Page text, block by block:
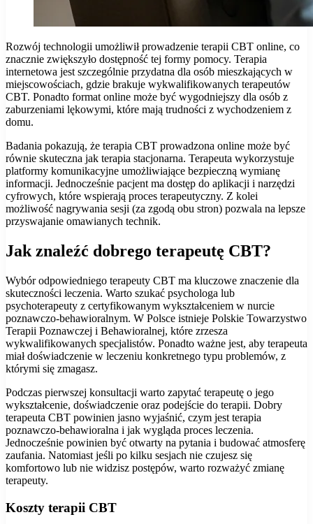
Rozwój technologii umożliwił prowadzenie terapii CBT online, co
znacznie zwiększyło dostępność tej formy pomocy. Terapia
internetowa jest szczególnie przydatna dla osób mieszkających w
miejscowościach, gdzie brakuje wykwalifikowanych terapeutów
CBT. Ponadto format online może być wygodniejszy dla osób z
zaburzeniami lękowymi, które mają trudności z wychodzeniem z
domu.
Badania pokazują, że terapia CBT prowadzona online może być
równie skuteczna jak terapia stacjonarna. Terapeuta wykorzystuje
platformy komunikacyjne umożliwiające bezpieczną wymianę
informacji. Jednocześnie pacjent ma dostęp do aplikacji i narzędzi
cyfrowych, które wspierają proces terapeutyczny. Z kolei
możliwość nagrywania sesji (za zgodą obu stron) pozwala na lepsze
przyswajanie omawianych technik.
Jak znaleźć dobrego terapeutę CBT?
Wybór odpowiedniego terapeuty CBT ma kluczowe znaczenie dla
skuteczności leczenia. Warto szukać psychologa lub
psychoterapeuty z certyfikowanym wykształceniem w nurcie
poznawczo-behawioralnym. W Polsce istnieje Polskie Towarzystwo
Terapii Poznawczej i Behawioralnej, które zrzesza
wykwalifikowanych specjalistów. Ponadto ważne jest, aby terapeuta
miał doświadczenie w leczeniu konkretnego typu problemów, z
którymi się zmagasz.
Podczas pierwszej konsultacji warto zapytać terapeutę o jego
wykształcenie, doświadczenie oraz podejście do terapii. Dobry
terapeuta CBT powinien jasno wyjaśnić, czym jest terapia
poznawczo-behawioralna i jak wygląda proces leczenia.
Jednocześnie powinien być otwarty na pytania i budować atmosferę
zaufania. Natomiast jeśli po kilku sesjach nie czujesz się
komfortowo lub nie widzisz postępów, warto rozważyć zmianę
terapeuty.
Koszty terapii CBT